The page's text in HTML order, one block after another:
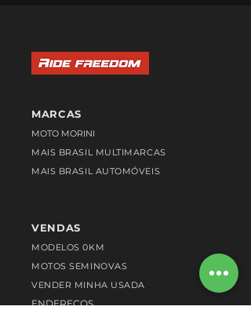
MARCAS
MOTO MORINI
MAIS BRASIL MULTIMARCAS
MAIS BRASIL AUTOMÓVEIS
VENDAS
MODELOS 0KM
MOTOS SEMINOVAS
VENDER MINHA USADA
ENDEREÇOS